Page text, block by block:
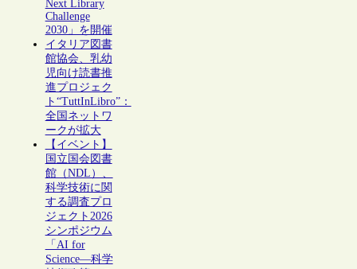
Next Library
Challenge
2030」を開催
イタリア図書
館協会、乳幼
児向け読書推
進プロジェク
ト“TuttInLibro”：
全国ネットワ
ークが拡大
【イベント】
国立国会図書
館（NDL）、
科学技術に関
する調査プロ
ジェクト2026
シンポジウム
「AI for
Science―科学